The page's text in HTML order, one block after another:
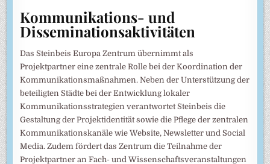
Kommunikations- und
Disseminationsaktivitäten
Das Steinbeis Europa Zentrum übernimmt als
Projektpartner eine zentrale Rolle bei der Koordination der
Kommunikationsmaßnahmen. Neben der Unterstützung der
beteiligten Städte bei der Entwicklung lokaler
Kommunikationsstrategien verantwortet Steinbeis die
Gestaltung der Projektidentität sowie die Pflege der zentralen
Kommunikationskanäle wie Website, Newsletter und Social
Media. Zudem fördert das Zentrum die Teilnahme der
Projektpartner an Fach- und Wissenschaftsveranstaltungen